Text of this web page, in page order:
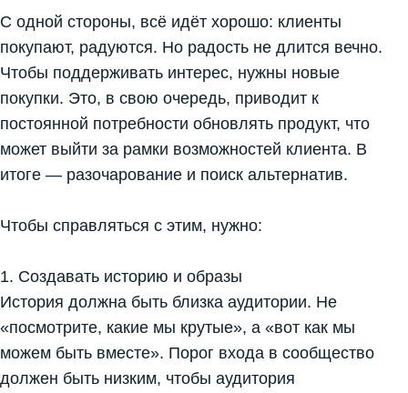
С одной стороны, всё идёт хорошо: клиенты
покупают, радуются. Но радость не длится вечно.
Чтобы поддерживать интерес, нужны новые
покупки. Это, в свою очередь, приводит к
постоянной потребности обновлять продукт, что
может выйти за рамки возможностей клиента. В
итоге — разочарование и поиск альтернатив.
Чтобы справляться с этим, нужно:
1. Создавать историю и образы
История должна быть близка аудитории. Не
«посмотрите, какие мы крутые», а «вот как мы
можем быть вместе». Порог входа в сообщество
должен быть низким, чтобы аудитория